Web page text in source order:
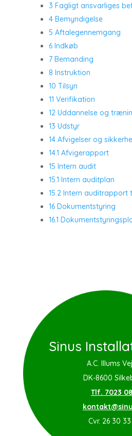
3 Fagligt ansvarliges
4 Bemyndigelse
5 Aftalegennemgang
6 Indkøb
7 Bemanding
8 Instruktion
10 Tilsyn
11 Verifikation
12 Uddannelse og
13 Udstyr
14 Afvigelser og
14.1 Afvigerapport
15 Intern audit
15.1 Intern auditplan
15.2 Intern auditrapport
16 Dokumentstyring
16.1
Sinus
A.C. Illums
DK-8600
Tlf. 7023
Cvr. 26 30